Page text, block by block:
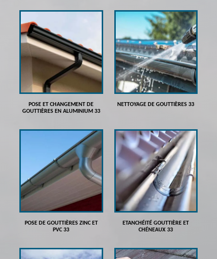
POSE ET CHANGEMENT DE
GOUTTIÈRES EN ALUMINIUM 33
NETTOYAGE DE GOUTTIÈRES 33
POSE DE GOUTTIÈRES ZINC ET
PVC 33
ETANCHÉITÉ GOUTTIÈRE ET
CHÉNEAUX 33